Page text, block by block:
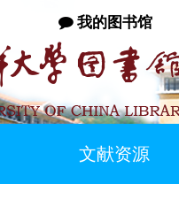
我的图书馆
文献资源